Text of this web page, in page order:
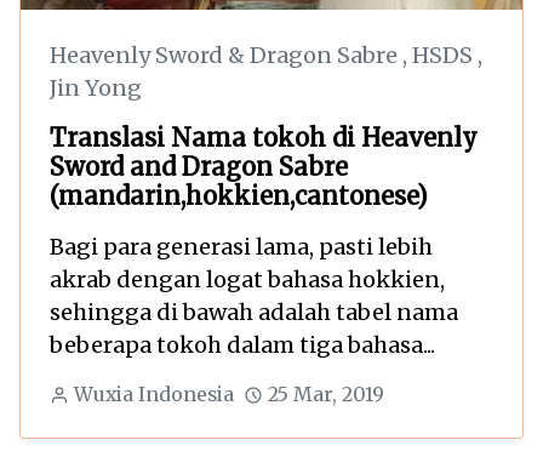
Heavenly Sword & Dragon Sabre , HSDS ,
Jin Yong
Translasi Nama tokoh di Heavenly
Sword and Dragon Sabre
(mandarin,hokkien,cantonese)
Bagi para generasi lama, pasti lebih
akrab dengan logat bahasa hokkien,
sehingga di bawah adalah tabel nama
beberapa tokoh dalam tiga bahasa...
Wuxia Indonesia 25 Mar, 2019